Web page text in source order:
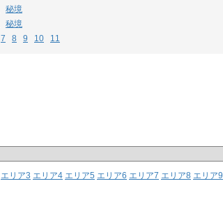
秘境
秘境
7 8 9 10 11
エリア3 エリア4 エリア5 エリア6 エリア7 エリア8 エリア9